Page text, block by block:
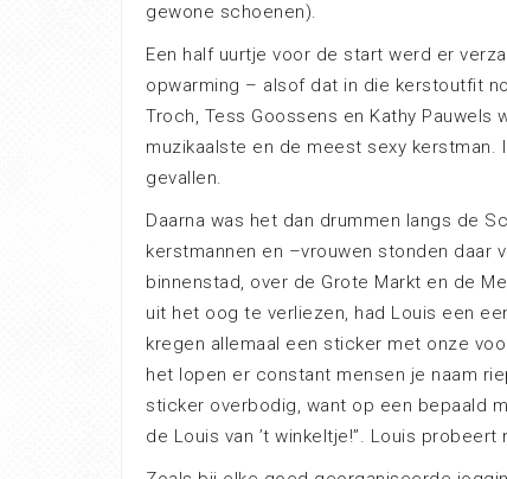
gewone schoenen).
Een half uurtje voor de start werd er
opwarming – alsof dat in die kerstoutfit
Troch, Tess Goossens en Kathy
muzikaalste en de meest sexy
gevallen.
Daarna was het dan drummen langs de
kerstmannen en –vrouwen stonden daar
binnenstad, over de Grote Markt en de
uit het oog te verliezen, had Louis een
kregen allemaal een sticker met onze
het lopen er constant mensen je naam
sticker overbodig, want op een bepaald
de Louis van ’t winkeltje!”. Louis